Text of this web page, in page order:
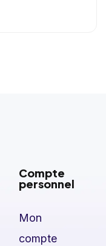
Compte
personnel
Mon
compte